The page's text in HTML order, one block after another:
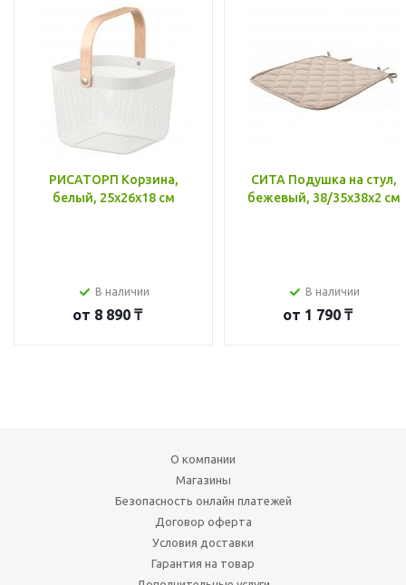
РИСАТОРП Корзина,
белый, 25x26x18 см
В наличии
от 8 890 ₸
СИТА Подушка на стул,
бежевый, 38/35x38x2 см
В наличии
от 1 790 ₸
О компании
Магазины
Безопасность онлайн платежей
Договор оферта
Условия доставки
Гарантия на товар